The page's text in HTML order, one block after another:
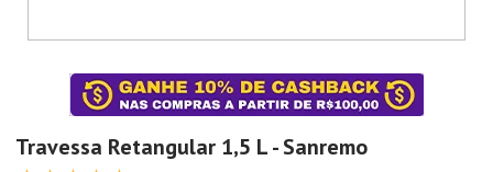
Travessa Retangular 1,5 L - Sanremo
7º
Aparelho Jantar
Xicara
Tapete
10º Lixeira